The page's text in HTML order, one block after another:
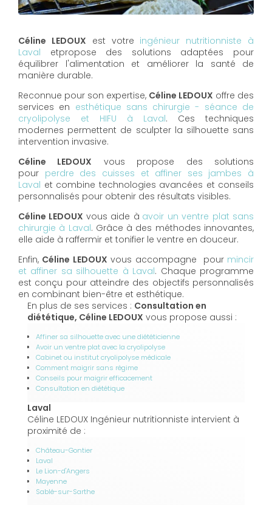
Céline LEDOUX est votre ingénieur nutritionniste à
Laval etpropose des solutions adaptées pour
équilibrer l'alimentation et améliorer la santé de
manière durable.
Reconnue pour son expertise, Céline LEDOUX offre des
services en esthétique sans chirurgie - séance de
cryolipolyse et HIFU à Laval. Ces techniques
modernes permettent de sculpter la silhouette sans
intervention invasive.
Céline LEDOUX vous propose des solutions
pour perdre des cuisses et affiner ses jambes à
Laval et combine technologies avancées et conseils
personnalisés pour obtenir des résultats visibles.
Céline LEDOUX vous aide à avoir un ventre plat sans
chirurgie à Laval. Grâce à des méthodes innovantes,
elle aide à raffermir et tonifier le ventre en douceur.
Enfin, Céline LEDOUX vous accompagne pour mincir
et affiner sa silhouette à Laval. Chaque programme
est conçu pour atteindre des objectifs personnalisés
en combinant bien-être et esthétique.
En plus de ses services : Consultation en
diététique, Céline LEDOUX vous propose aussi :
Affiner sa silhouette avec une diététicienne
Avoir un ventre plat avec la cryolipolyse
Cabinet ou institut cryolipolyse médicale
Comment maigrir sans régime
Conseils pour maigrir efficacement
Consultation en diététique
Laval
Céline LEDOUX Ingénieur nutritionniste intervient à
proximité de :
Château-Gontier
Laval
Le Lion-d'Angers
Mayenne
Sablé-sur-Sarthe